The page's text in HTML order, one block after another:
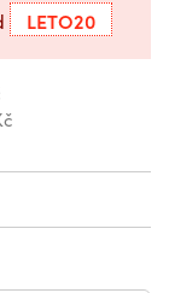
LETO20